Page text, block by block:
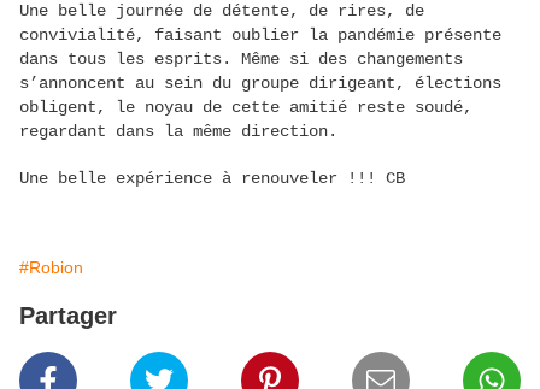
Une belle journée de détente, de rires, de
convivialité, faisant oublier la pandémie présente
dans tous les esprits. Même si des changements
s’annoncent au sein du groupe dirigeant, élections
obligent, le noyau de cette amitié reste soudé,
regardant dans la même direction.
Une belle expérience à renouveler !!! CB
#Robion
Partager